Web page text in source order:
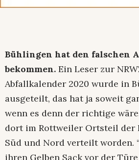
Bühlingen hat den falschen
bekommen. Ein Leser zur
Abfallkalender 2020 wurde in
ausgeteilt, das hat ja soweit
wenn es denn der richtige
dort im Rottweiler Ortsteil der
Süd und Nord verteilt worden.
ihren Gelben Sack vor der